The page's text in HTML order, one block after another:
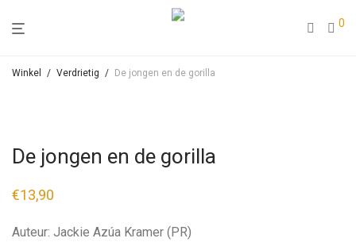
0
Winkel / Verdrietig / De jongen en de gorilla
De jongen en de gorilla
€13,90
Auteur: Jackie Azúa Kramer (PR)